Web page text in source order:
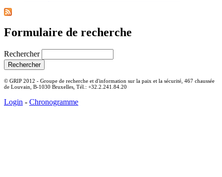
Formulaire de recherche
Rechercher
© GRIP 2012 - Groupe de recherche et d'information sur la paix et la sécurité, 467 chaussée
de Louvain, B-1030 Bruxelles, Tél.: +32.2.241.84.20
Login - Chronogramme